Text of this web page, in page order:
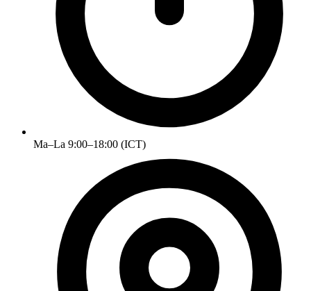
Ma–La 9:00–18:00 (ICT)